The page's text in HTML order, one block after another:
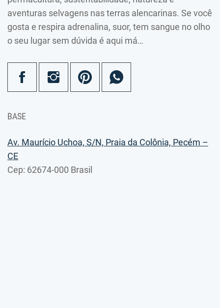
aventuras selvagens nas terras alencarinas. Se você
gosta e respira adrenalina, suor, tem sangue no olho
o seu lugar sem dúvida é aqui má…
BASE
Av. Maurício Uchoa, S/N, Praia da Colônia, Pecém –
CE
Cep: 62674-000 Brasil